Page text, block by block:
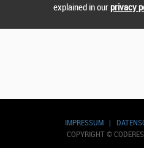
IMPRESSUM|
COPYRIGHT ©
explained in ourprivacy